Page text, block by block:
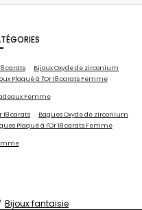
carats
Bijoux Oxyde de zirconium
Plaqué à l'Or 18 carats Femme
Femme
18 carats
Bagues Oxyde de zirconium
Plaqué à l'Or 18 carats Femme
Bijoux fantaisie